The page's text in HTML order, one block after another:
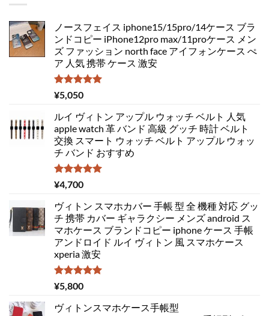
ノースフェイス iphone15/15pro/14ケース ブラ
ンドコピー iPhone12pro max/11proケース メン
ズ ファッション north face アイフォンケース ぺ
ア 人気 携帯 ケース 激安
5段階中
5.00
¥5,050
ルイ ヴィトン アップル ウォッチ ベルト 人気
apple watch 革 バンド 高級 グッチ 時計 ベルト
交換 スマート ウォッチ ベルト アップル ウォッ
チ バンド おすすめ
5段階中
5.00
¥4,700
ヴィトン スマホカバー 手帳 型 全 機種 対応 グッ
チ 携帯 カバー ギャラクシー メンズ android ス
マホケース ブランドコピー iphone ケース 手帳
アンドロイド ルイ ヴィトン 風 スマホケース
xperia 激安
5段階中
5.00
¥5,800
ヴィトンスマホケース手帳型